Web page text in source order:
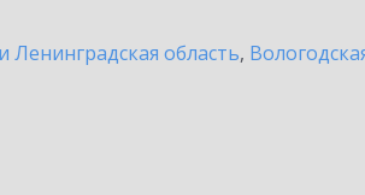
Ленинградская область,